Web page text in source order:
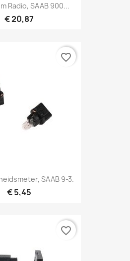
Radio, SAAB 900...
€ 20,87
SAAB 9-3.
€ 5,45
favorite_border
favorite_border